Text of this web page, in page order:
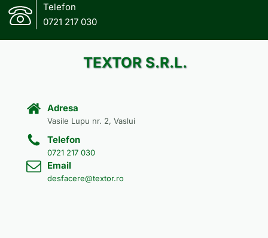
Telefon
0721 217 030
TEXTOR S.R.L.
Adresa
Vasile Lupu nr. 2, Vaslui
Telefon
0721 217 030
Email
desfacere@textor.ro